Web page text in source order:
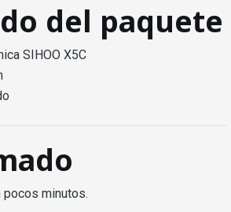
del paquete
SIHOO X5C
pocos minutos.